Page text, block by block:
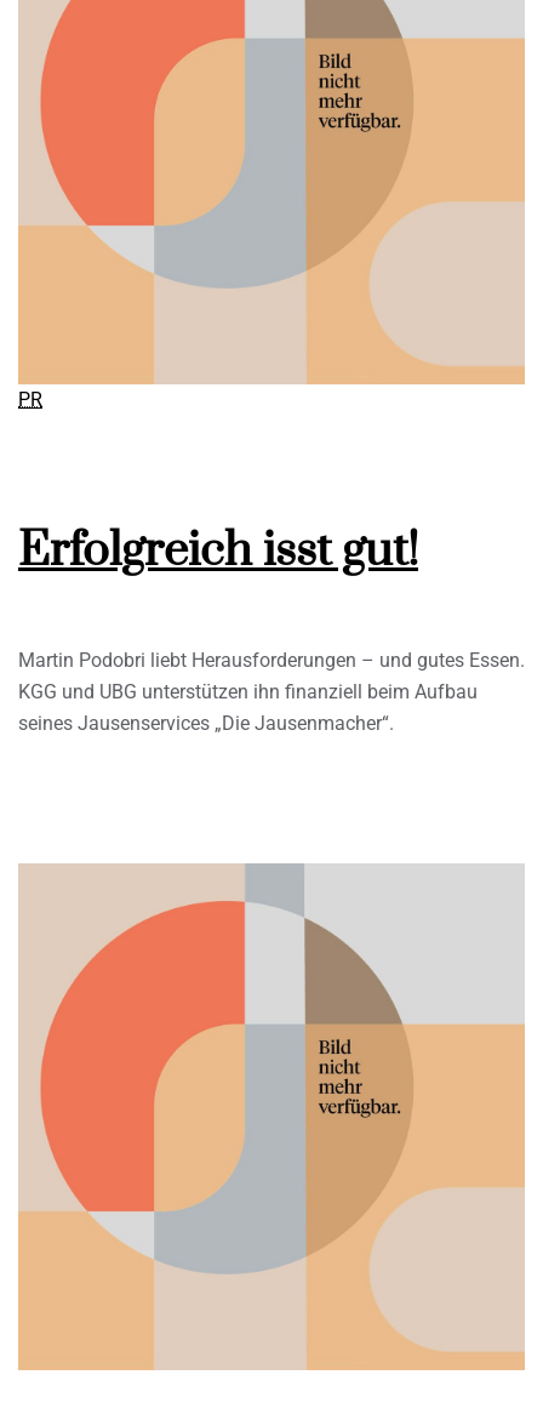
PR
Erfolgreich isst gut!
Martin Podobri liebt Herausforderungen – und gutes Essen.
KGG und UBG unterstützen ihn finanziell beim Aufbau
seines Jausenservices „Die Jausenmacher“.